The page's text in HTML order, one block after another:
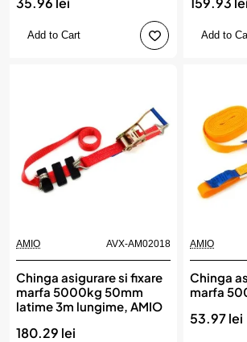
Add to Cart Add to
AMIO AVX-AM02018
Chinga asigurare si fixare
marfa 5000kg 50mm
latime 3m lungime, AMIO
180.29 lei
AMIO
Chinga
marfa
53.97 lei